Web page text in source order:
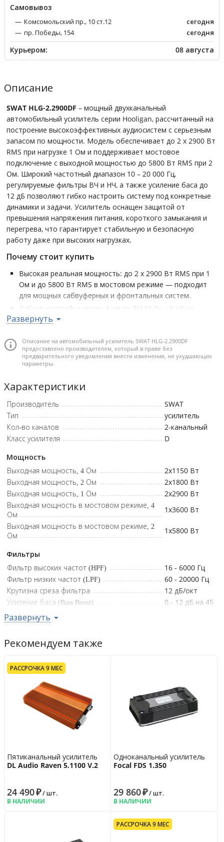
Cамовывоз
Комсомольский пр., 10 ст.12
сегодня
пр. Победы, 154
сегодня
Курьером: 08 августа
Описание
SWAT HLG-2.2900DF – мощный двухканальный
автомобильный усилитель серии Hooligan, рассчитанный на
построение высокоэффективных аудиосистем с серьезным
запасом по мощности. Модель обеспечивает до 2 х 2900 Вт
RMS при нагрузке 1 Ом и поддерживает мостовое
подключение с выходной мощностью до 5800 Вт RMS при 2
Ом. Широкий частотный диапазон 10 – 20 000 Гц,
регулируемые фильтры ВЧ и НЧ, а также усиление баса до
12 дБ позволяют гибко настроить систему под конкретные
динамики и задачи. Усилитель оснащен защитой от
превышения напряжения питания, короткого замыкания и
перегрева, что гарантирует стабильную и безопасную
работу даже при высоких нагрузках.
Почему стоит купить
Высокая реальная мощность: до 2 x 2900 Вт RMS при 1
Ом и до 5800 Вт RMS в мостовом режиме — подходит
для мощных сабвуферных и фронтальных систем.
Гибкая настройка звука: фильтр ВЧ 16 Гц – 6 кГц и
фильтр НЧ 60 Гц – 20 кГц (12 дБ/окт) обеспечивают
Регулируемая входная чувствительность 0,4 – 7 В —
совместимость с различными головными устройствами.
Функция усиления баса 0 – 12 дБ позволяет подчеркнуть
Комплексная защита от перенапряжения, короткого
замыкания и перегрева — стабильная работа и
Фильтр ВЧ: 16 Гц 6 кГц (12 дБ/окт) • Фильтр НЧ: 60 Гц 20 кГц (12
дБ/окт) • Мощность RMS (4 Ом): 2 x 1150Вт • Мощность RMS (2
Ом): 2 х 1800 Вт • Мощность RMS (1 Ом): 2 х 2900 Вт • Мощность
RMS (4 Ом мост): 1 x 3600 Вт • Мощность RMS (2 Ом мост): 1 x 5800
Вт • Частотный диапазон: 10 - 20 000 Гц • Входная
чувствительность: 0,4 - 7 В • Усиление баса: 0 - 12 дБ •
Соотношение сигнал-шум: 95 дБ • Защита: Защита от
превышения напряжения питания, короткого замыкания
выходов, перегрева • Предохранитель: Требуется внешний
предохранитель • Размеры (Д х Ш х В): 363x199х66 мм
Развернуть
Описание на автомобильный усилитель SWAT HLG-2.2900DF
предоставлено производителем, который в праве без
предварительного уведомления внести изменения, не ухудшающих
параметры.
Характеристики
Производитель
SWAT
Тип
усилитель
Кол-во каналов
2-канальный
Класс усилителя
D
Мощность
Выходная мощность, 4 Ом
2x1150 Вт
Выходная мощность, 2 Ом
2x1800 Вт
Выходная мощность, 1 Ом
2x2900 Вт
Выходная мощность в мостовом режиме, 4
Ом
1x3600 Вт
Выходная мощность в мостовом режиме, 2
Ом
1x5800 Вт
Фильтры
Фильтр высоких частот (HPF)
16 - 6000 Гц
Фильтр низких частот (LPF)
60 - 20000 Гц
Крутизна среза фильтра
12 дБ/окт
Усиление баса (Bass Boost)
0 - 12 дБ на 45
Диапазон частот
Отношение сигнал/шум
Дополнительно
Рабочее напряжение
9 - 16В
Цвет усилителя
чёрный
Габариты усилителя
363 x 199 х 66
Возврат
14 дн.
Развернуть
Рекомендуем также
РАССРОЧКА 9 МЕС
Пятиканальный усилитель
DL Audio Raven 5.1100 V.2
24 490₽/ шт.
В НАЛИЧИИ
Одноканальный усилитель
Focal FDS 1.350
29 860₽/ шт.
В НАЛИЧИИ
РАССРОЧКА 9 МЕС